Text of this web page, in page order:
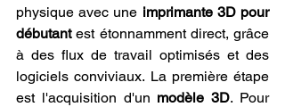
physique avec une imprimante 3D pour
débutant est étonnamment direct, grâce
à des flux de travail optimisés et des
logiciels conviviaux. La première étape
est l'acquisition d'un modèle 3D. Pour